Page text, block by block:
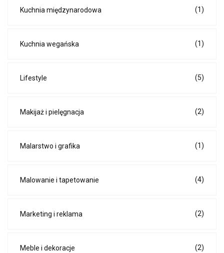
Kuchnia międzynarodowa (1)
Kuchnia wegańska (1)
Lifestyle (5)
Makijaż i pielęgnacja (2)
Malarstwo i grafika (1)
Malowanie i tapetowanie (4)
Marketing i reklama (2)
Meble i dekoracje (2)